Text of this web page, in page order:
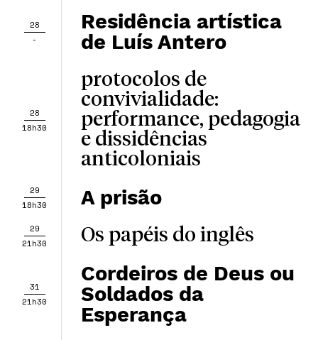
28
-
Residência artística
de Luís Antero
28
18h30
protocolos de
convivialidade:
performance, pedagogia
e dissidências
anticoloniais
29
18h30
A prisão
29
21h30
Os papéis do inglês
31
21h30
Cordeiros de Deus ou
Soldados da
Esperança